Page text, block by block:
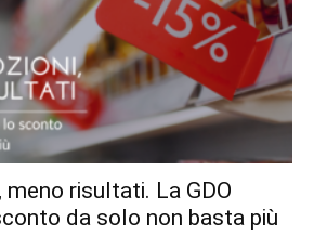
meno risultati. La GDO
da solo non basta più